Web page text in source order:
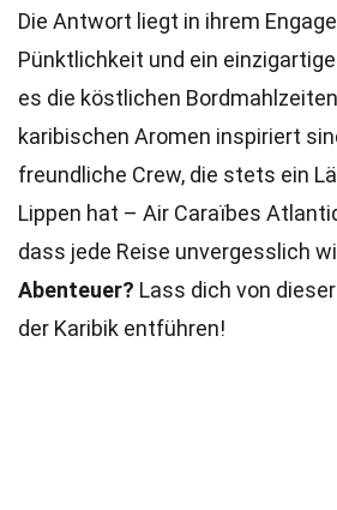
Die Antwort liegt in ihrem
Pünktlichkeit und ein
es die köstlichen
karibischen Aromen inspiriert
freundliche Crew, die stets ein
Lippen hat – Air Caraïbes
dass jede Reise unvergesslich
Abenteuer? Lass dich von
der Karibik entführen!